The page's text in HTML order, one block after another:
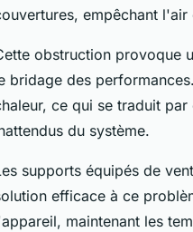
empêchant
obstruction provoque
bridage des
ce qui se traduit
du système.
supports équipés de
efficace à ce
maintenant les